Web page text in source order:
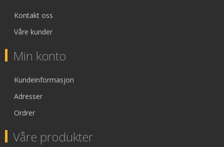
Kontakt oss
Våre kunder
Min konto
Kundeinformasjon
Adresser
Ordrer
Våre produkter